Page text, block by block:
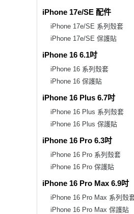
iPhone 17e/SE 配件
iPhone 17e/SE 系列殼套
iPhone 17e/SE 保護貼
iPhone 16 6.1吋
iPhone 16 系列殼套
iPhone 16 保護貼
iPhone 16 Plus 6.7吋
iPhone 16 Plus 系列殼套
iPhone 16 Plus 保護貼
iPhone 16 Pro 6.3吋
iPhone 16 Pro 系列殼套
iPhone 16 Pro 保護貼
iPhone 16 Pro Max 6.9吋
iPhone 16 Pro Max 系列殼
iPhone 16 Pro Max 保護貼